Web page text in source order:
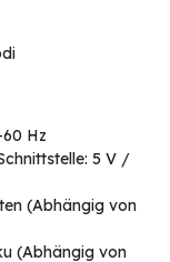
Hz
5 V /
(Abhängig von
(Abhängig von